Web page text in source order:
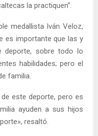
la practiquen”.
medallista Iván Veloz,
es importante que las y
deporte, sobre todo lo
habilidades; pero el
familia.
este deporte, pero es
ayuden a sus hijos
resaltó.